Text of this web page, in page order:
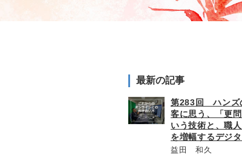
最新の記事
第283回 ハンズ
客に思う、「更
いう技術と、職
を増幅するデジ
益田 和久